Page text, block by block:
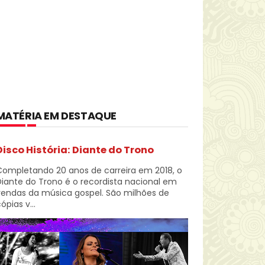
EM DESTAQUE
História: Diante do Trono
20 anos de carreira em 2018, o
do Trono é o recordista nacional em
da música gospel. São milhões de
v...